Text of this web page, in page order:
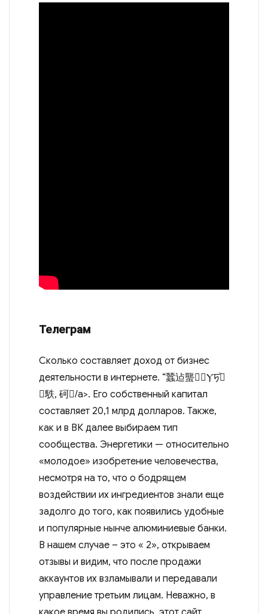
Телеграм
Сколько составляет доход от бизнес
деятельности в интернете. “蠶迠蠪Ⲩꠠⷥ𠬠
񥣮䭿, 砢򰠼/a>. Его собственный капитал
составляет 20,1 млрд долларов. Также,
как и в ВК далее выбираем тип
сообщества. Энергетики — относительно
«молодое» изобретение человечества,
несмотря на то, что о бодрящем
воздействии их ингредиентов знали еще
задолго до того, как появились удобные
и популярные нынче алюминиевые банки.
В нашем случае – это « 2», открываем
отзывы и видим, что после продажи
аккаунтов их взламывали и передавали
управление третьим лицам. Неважно, в